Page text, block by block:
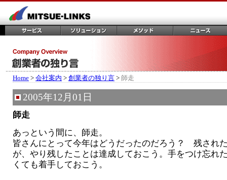
Home > 会社案内 > 創業者の独り言 > 師走
2005年12月01日
師走
あっという間に、師走。
皆さんにとって今年はどうだったのだろう？ 残され
が、やり残したことは達成しておこう。手をつけ忘れ
くても着手しておこう。